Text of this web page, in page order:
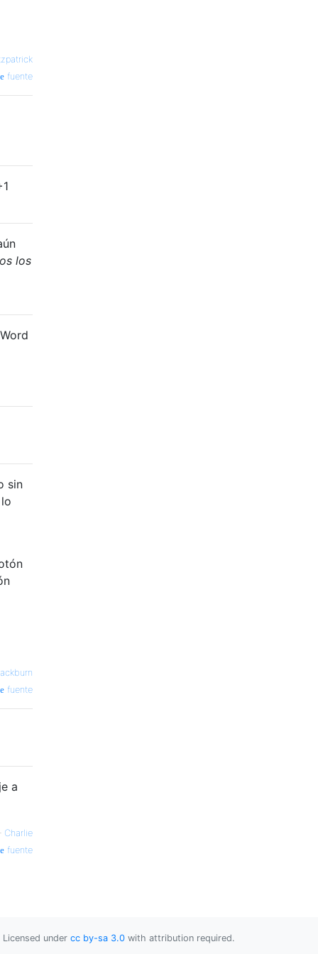
fuente
los
sin
fuente
a
Charlie
fuente
Licensed under cc by-sa 3.0 with attribution required.